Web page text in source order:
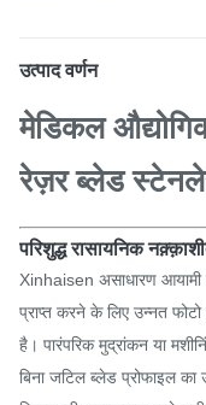
उत्पाद वर्णन
मेडिकल
रेज़र ब्लेड
परिशुद्ध रासायनिक
Xinhaisen असाधारण आयामी
प्राप्त करने के लिए उन्नत
है। पारंपरिक मुद्रांकन या
बिना जटिल ब्लेड प्रोफाइल का